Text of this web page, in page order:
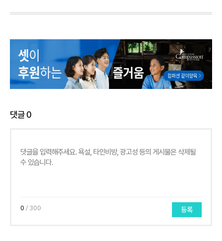
댓글0
0 / 300 등록